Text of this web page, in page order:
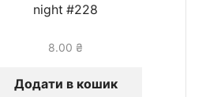
night #228
8.00 ₴
Додати в кошик